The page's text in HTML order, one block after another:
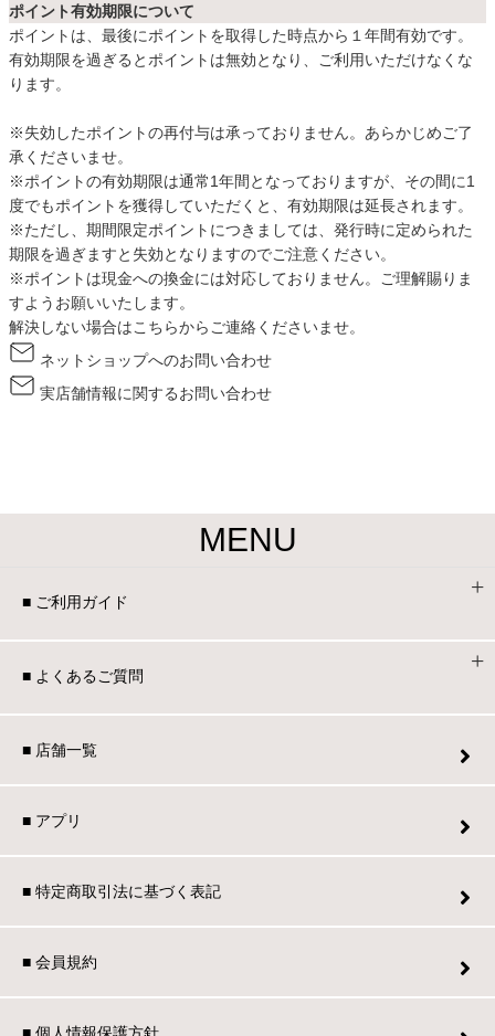
ファブリック
カーテン
ラグ
マット
収納用品
キッチン用品
家電・照明器具
インテリア雑貨
ガーデン
タワー
ポイント有効期限について
ポイントは、最後にポイントを取得した時点から１年間有効です。
有効期限を過ぎるとポイントは無効となり、ご利用いただけなくな
ります。
※失効したポイントの再付与は承っておりません。あらかじめご了
承くださいませ。
※ポイントの有効期限は通常1年間となっておりますが、その間に1
度でもポイントを獲得していただくと、有効期限は延長されます。
※ただし、期間限定ポイントにつきましては、発行時に定められた
期限を過ぎますと失効となりますのでご注意ください。
※ポイントは現金への換金には対応しておりません。ご理解賜りま
すようお願いいたします。
解決しない場合はこちらからご連絡くださいませ。
ネットショップへのお問い合わせ
実店舗情報に関するお問い合わせ
MENU
■ ご利用ガイド
■ よくあるご質問
■ 店舗一覧
■ アプリ
■ 特定商取引法に基づく表記
■ 会員規約